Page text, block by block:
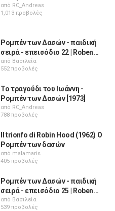
από RC_Andreas
1,013 προβολές
Ρομπέν των Δασών - παιδική
σειρά - επεισόδιο 22 | Roben...
από Βασιλεία
552 προβολές
Το τραγούδι του Ιωάννη -
Ρομπέν των Δασών [1973]
από RC_Andreas
788 προβολές
Il trionfo di Robin Hood (1962) Ο
Ρομπέν των δασών
από malamaris
405 προβολές
Ρομπέν των Δασών - παιδική
σειρά - επεισόδιο 25 | Roben...
από Βασιλεία
539 προβολές